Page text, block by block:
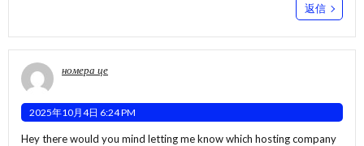
返信
номера це
2025年10月4日 6:24 PM
Hey there would you mind letting me know which hosting company